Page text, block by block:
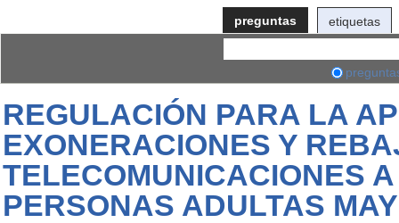
preguntas etiquetas
REGULACIÓN PARA LA
EXONERACIONES Y
TELECOMUNICACIONES
PERSONAS ADULTAS